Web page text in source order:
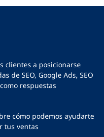
clientes a posicionarse
de SEO, Google Ads, SEO
respuestas
cómo podemos ayudarte
tus ventas